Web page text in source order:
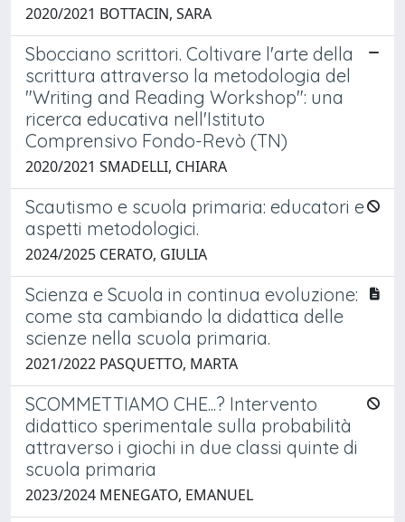
2020/2021 BOTTACIN, SARA
Sbocciano scrittori. Coltivare l'arte della
scrittura attraverso la metodologia del
"Writing and Reading Workshop": una
ricerca educativa nell'Istituto
Comprensivo Fondo-Revò (TN)
2020/2021 SMADELLI, CHIARA
Scautismo e scuola primaria: educatori e
aspetti metodologici.
2024/2025 CERATO, GIULIA
Scienza e Scuola in continua evoluzione:
come sta cambiando la didattica delle
scienze nella scuola primaria.
2021/2022 PASQUETTO, MARTA
SCOMMETTIAMO CHE...? Intervento
didattico sperimentale sulla probabilità
attraverso i giochi in due classi quinte di
scuola primaria
2023/2024 MENEGATO, EMANUEL